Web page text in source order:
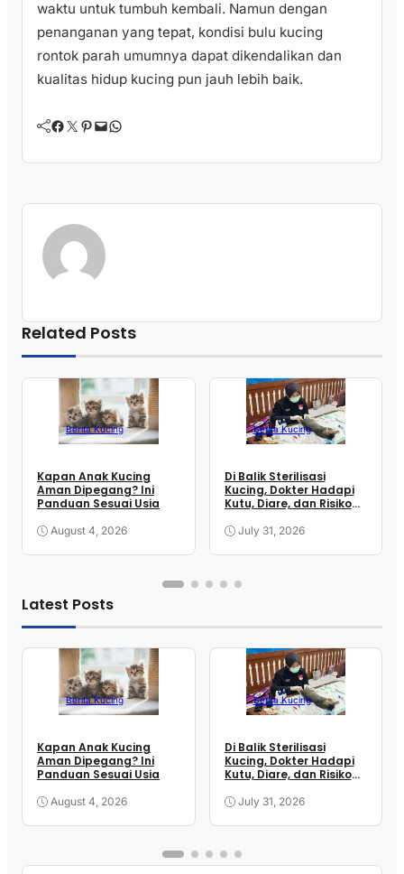
waktu untuk tumbuh kembali. Namun dengan
penanganan yang tepat, kondisi bulu kucing
rontok parah umumnya dapat dikendalikan dan
kualitas hidup kucing pun jauh lebih baik.
Facebook Twitter Pinterest Mail WhatsApp
Related Posts
Berita Kucing
Kapan Anak Kucing
Aman Dipegang? Ini
Panduan Sesuai Usia
August 4, 2026
Berita Kucing
Di Balik Sterilisasi
Kucing, Dokter Hadapi
Kutu, Diare, dan Risiko
July 31, 2026
Latest Posts
Berita Kucing
Kapan Anak Kucing
Aman Dipegang? Ini
Panduan Sesuai Usia
August 4, 2026
Berita Kucing
Di Balik Sterilisasi
Kucing, Dokter Hadapi
Kutu, Diare, dan Risiko
July 31, 2026